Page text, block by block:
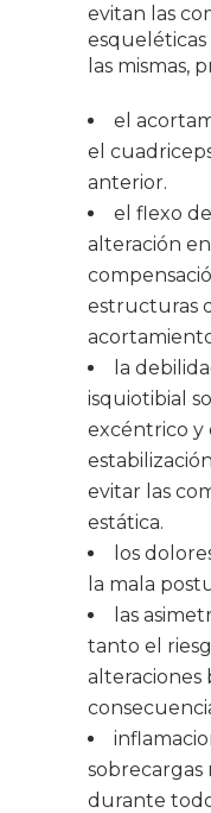
evitan las
esqueléticas
las mismas,
el
el
anterior.
el flexo
alteración
estructuras
la
isquiotibial
excéntrico y
evitar las
estática.
los
la mala
las
tanto el
alteraciones
sobrecargas
durante